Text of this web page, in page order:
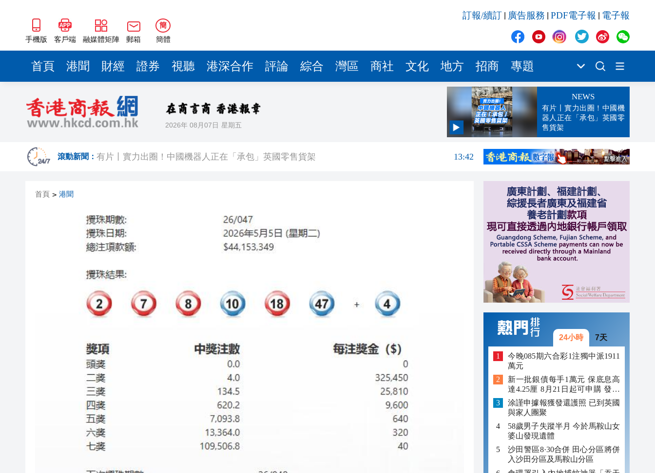
手機版 客戶端 融媒體矩陣 郵箱
簡
簡體
訂報/續訂 廣告服務 PDF電子報 電子報
首頁 港聞 財經 證券 視聽 港深合作 評論 綜合 灣區 商社 文化 地方 招商 專題
2026年 08月07日 星期五
NEWS
有片丨實力出圈！中國機
器人正在「承包」英國零
售貨架
滾動新聞：
13:47
有片丨實力出圈！中國機器人正在「承包」英國零售貨架
13:42
華僑銀行上半年純利按年增13%至41.95億坡元 中期息47坡仙
有片〡星空罕見漁火光柱 網民說：看見的人會幸運
【新股最前線】拿森科技上市首日早盤漲逾七成
有片｜霍啟剛分享「可以吃的毛筆」 網民點讚：滿腹墨水
首頁 > 港聞
24小時 7天
今晚085期六合彩1注獨中派1911
萬元
新一批銀債每手1萬元 保底息高
達4.25厘 8月21日起可申購 發行
金額最多550億
涂謹申據報獲發還護照 已到英國
與家人團聚
58歲男子失蹤半月 今於馬鞍山女
婆山發現遺體
沙田警區8·30合併 田心分區將併
入沙田分區及馬鞍山分區